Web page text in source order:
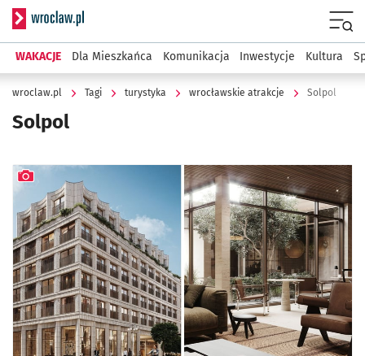
Serwis informacyjny wroclaw.pl
WAKACJE Dla Mieszkańca Komunikacja Inwestycje Kultura
wroclaw.pl Tagi turystyka wrocławskie atrakcje Solpol
Solpol